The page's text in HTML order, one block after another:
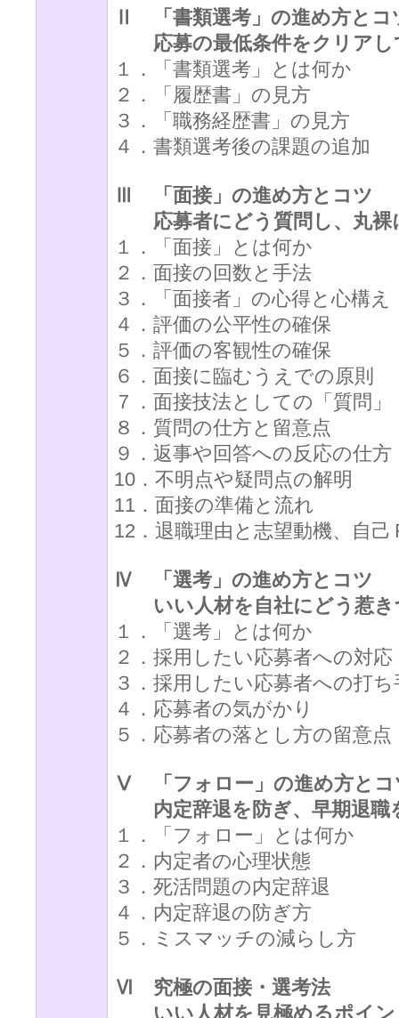
Ⅱ 「書類選考」の進め方とコ
応募の最低条件をクリアし
１．「書類選考」とは何か
２．「履歴書」の見方
３．「職務経歴書」の見方
４．書類選考後の課題の追加
Ⅲ 「面接」の進め方とコツ
応募者にどう質問し、丸裸
１．「面接」とは何か
２．面接の回数と手法
３．「面接者」の心得と心構え
４．評価の公平性の確保
５．評価の客観性の確保
６．面接に臨むうえでの原則
７．面接技法としての「質問」
８．質問の仕方と留意点
９．返事や回答への反応の仕方
10．不明点や疑問点の解明
11．面接の準備と流れ
12．退職理由と志望動機、自
Ⅳ 「選考」の進め方とコツ
いい人材を自社にどう惹き
１．「選考」とは何か
２．採用したい応募者への対応
３．採用したい応募者への打ち
４．応募者の気がかり
５．応募者の落とし方の留意点
Ⅴ 「フォロー」の進め方とコ
内定辞退を防ぎ、早期退職
１．「フォロー」とは何か
２．内定者の心理状態
３．死活問題の内定辞退
４．内定辞退の防ぎ方
５．ミスマッチの減らし方
Ⅵ 究極の面接・選考法
いい人材を見極めるポイン